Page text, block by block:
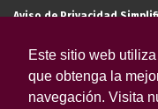
Este sitio web
que obtenga la
navegación. Visita
Aviso de Privacidad
El Instituto de
tratamiento de sus datos
alumno, docente, personal
invitado externo (nacional o